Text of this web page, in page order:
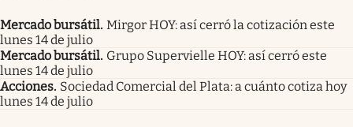
Mercado bursátil. Mirgor HOY: así cerró la cotización este
lunes 14 de julio
Mercado bursátil. Grupo Supervielle HOY: así cerró este
lunes 14 de julio
Acciones. Sociedad Comercial del Plata: a cuánto cotiza hoy
lunes 14 de julio